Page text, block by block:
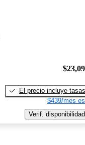
El precio incluye tasas
$439/mes
Verif. disponibilidad